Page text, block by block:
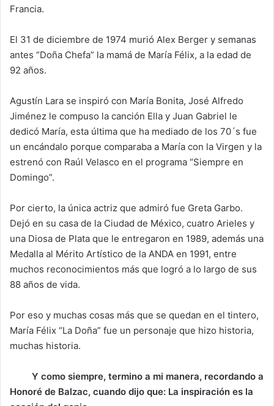
Francia.
El 31 de diciembre de 1974 murió Alex Berger y semanas
antes “Doña Chefa” la mamá de María Félix, a la edad de
92 años.
Agustín Lara se inspiró con María Bonita, José Alfredo
Jiménez le compuso la canción Ella y Juan Gabriel le
dedicó María, esta última que ha mediado de los 70´s fue
un encándalo porque comparaba a María con la Virgen y la
estrenó con Raúl Velasco en el programa “Siempre en
Domingo”.
Por cierto, la única actriz que admiró fue Greta Garbo.
Dejó en su casa de la Ciudad de México, cuatro Arieles y
una Diosa de Plata que le entregaron en 1989, además una
Medalla al Mérito Artístico de la ANDA en 1991, entre
muchos reconocimientos más que logró a lo largo de sus
88 años de vida.
Por eso y muchas cosas más que se quedan en el tintero,
María Félix “La Doña” fue un personaje que hizo historia,
muchas historia.
Y como siempre, termino a mi manera, recordando a
Honoré de Balzac, cuando dijo que: La inspiración es la